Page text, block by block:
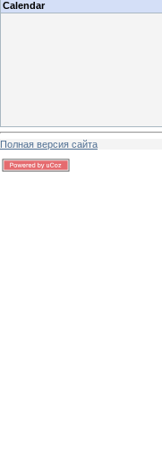
Calendar
Полная версия сайта